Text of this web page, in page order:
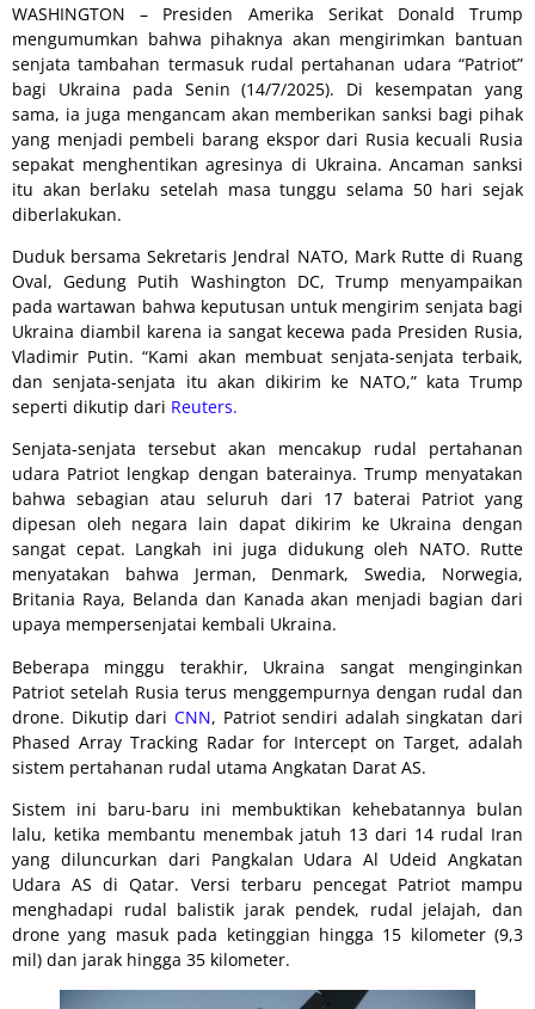
WASHINGTON – Presiden Amerika Serikat Donald Trump
mengumumkan bahwa pihaknya akan mengirimkan bantuan
senjata tambahan termasuk rudal pertahanan udara “Patriot”
bagi Ukraina pada Senin (14/7/2025). Di kesempatan yang
sama, ia juga mengancam akan memberikan sanksi bagi pihak
yang menjadi pembeli barang ekspor dari Rusia kecuali Rusia
sepakat menghentikan agresinya di Ukraina. Ancaman sanksi
itu akan berlaku setelah masa tunggu selama 50 hari sejak
diberlakukan.
Duduk bersama Sekretaris Jendral NATO, Mark Rutte di Ruang
Oval, Gedung Putih Washington DC, Trump menyampaikan
pada wartawan bahwa keputusan untuk mengirim senjata bagi
Ukraina diambil karena ia sangat kecewa pada Presiden Rusia,
Vladimir Putin. “Kami akan membuat senjata-senjata terbaik,
dan senjata-senjata itu akan dikirim ke NATO,” kata Trump
seperti dikutip dari Reuters.
Senjata-senjata tersebut akan mencakup rudal pertahanan
udara Patriot lengkap dengan baterainya. Trump menyatakan
bahwa sebagian atau seluruh dari 17 baterai Patriot yang
dipesan oleh negara lain dapat dikirim ke Ukraina dengan
sangat cepat. Langkah ini juga didukung oleh NATO. Rutte
menyatakan bahwa Jerman, Denmark, Swedia, Norwegia,
Britania Raya, Belanda dan Kanada akan menjadi bagian dari
upaya mempersenjatai kembali Ukraina.
Beberapa minggu terakhir, Ukraina sangat menginginkan
Patriot setelah Rusia terus menggempurnya dengan rudal dan
drone. Dikutip dari CNN, Patriot sendiri adalah singkatan dari
Phased Array Tracking Radar for Intercept on Target, adalah
sistem pertahanan rudal utama Angkatan Darat AS.
Sistem ini baru-baru ini membuktikan kehebatannya bulan
lalu, ketika membantu menembak jatuh 13 dari 14 rudal Iran
yang diluncurkan dari Pangkalan Udara Al Udeid Angkatan
Udara AS di Qatar. Versi terbaru pencegat Patriot mampu
menghadapi rudal balistik jarak pendek, rudal jelajah, dan
drone yang masuk pada ketinggian hingga 15 kilometer (9,3
mil) dan jarak hingga 35 kilometer.